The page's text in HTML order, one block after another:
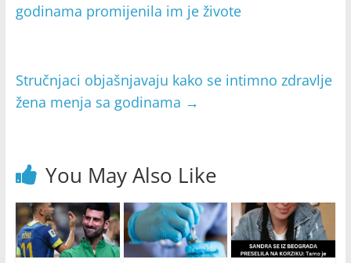
godinama promijenila im je živote
Stručnjaci objašnjavaju kako se intimno zdravlje
žena menja sa godinama →
You May Also Like